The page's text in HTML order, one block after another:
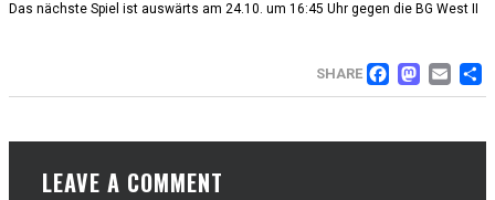
Das nächste Spiel ist auswärts am 24.10. um 16:45 Uhr gegen die BG West II
SHARE
LEAVE A COMMENT